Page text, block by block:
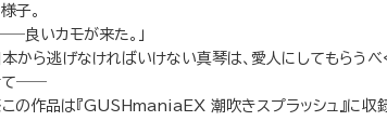
子。
良いカモが来た。」
から逃げなければいけない真琴は、愛人にしてもらうべ
て――
の作品は『GUSHmaniaEX 潮吹きスプラッシュ』に収